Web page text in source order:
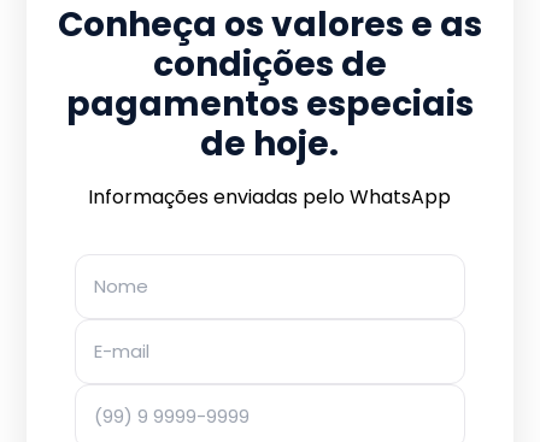
Conheça os valores e as
condições de
pagamentos especiais
de hoje.
Informações enviadas pelo WhatsApp